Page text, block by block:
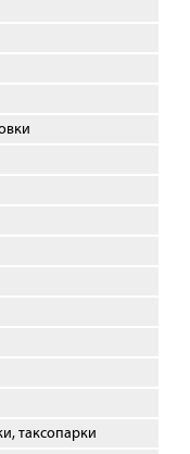
таксопарки